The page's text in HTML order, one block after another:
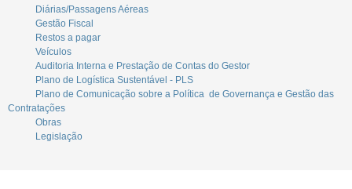
Diárias/Passagens Aéreas
Gestão Fiscal
Restos a pagar
Veículos
Auditoria Interna e Prestação de Contas do Gestor
Plano de Logística Sustentável - PLS
Plano de Comunicação sobre a Política de Governança e Gestão das
Contratações
Obras
Legislação